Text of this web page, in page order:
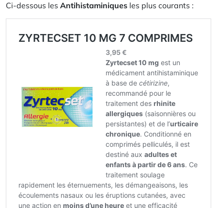
Ci-dessous les Antihistaminiques les plus courants :